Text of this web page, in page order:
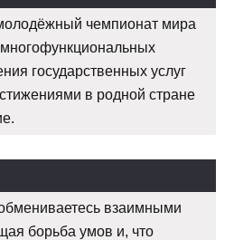
чемпионат мира
государственных услуг
в родной стране
взаимными
борьба умов и, что